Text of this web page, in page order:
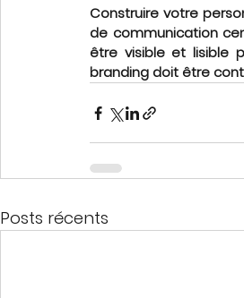
Construire votre
de communication
être visible et lisible
branding doit être
Posts récents